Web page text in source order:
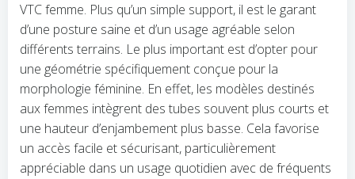
VTC femme. Plus qu’un simple support, il est le garant
d’une posture saine et d’un usage agréable selon
différents terrains. Le plus important est d’opter pour
une géométrie spécifiquement conçue pour la
morphologie féminine. En effet, les modèles destinés
aux femmes intègrent des tubes souvent plus courts et
une hauteur d’enjambement plus basse. Cela favorise
un accès facile et sécurisant, particulièrement
appréciable dans un usage quotidien avec de fréquents